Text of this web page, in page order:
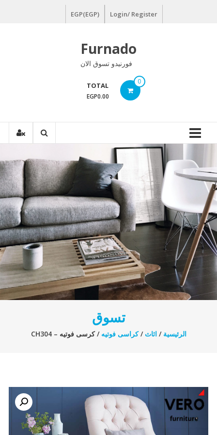
Login/ Register
EGP(EGP)
Furnado
فورنيدو تسوق الان
0
TOTAL
EGP0.00
تسوق
الرئيسية /اثاث /كراسى فوتيه / كرسى فوتيه – CH304